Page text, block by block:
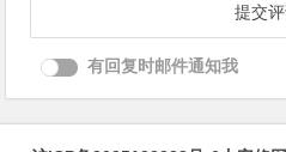
有回复时邮件通知我